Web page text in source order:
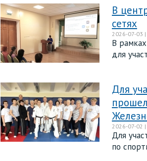
В
сетях
2026-07-03
В
для
Для
2026-07-02
Для
по